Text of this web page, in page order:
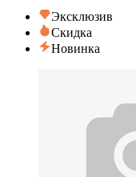
Эксклюзив
Скидка
Новинка